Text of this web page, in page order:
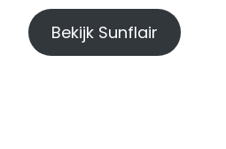
Bekijk Sunflair